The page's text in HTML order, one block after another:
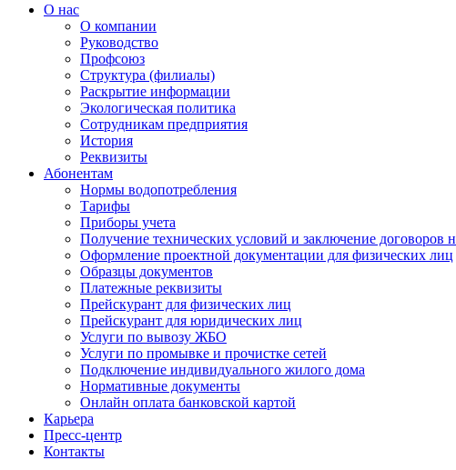
О нас
О компании
Руководство
Профсоюз
Структура (филиалы)
Раскрытие информации
Экологическая политика
Сотрудникам предприятия
История
Реквизиты
Абонентам
Нормы водопотребления
Тарифы
Приборы учета
Получение технических условий и заключение договоров
Оформление проектной документации для физических лиц
Образцы документов
Платежные реквизиты
Прейскурант для физических лиц
Прейскурант для юридических лиц
Услуги по вывозу ЖБО
Услуги по промывке и прочистке сетей
Подключение индивидуального жилого дома
Нормативные документы
Онлайн оплата банковской картой
Карьера
Пресс-центр
Контакты